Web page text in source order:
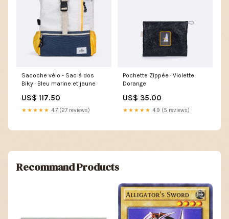
Sacoche vélo - Sac à dos
Biky · Bleu marine et jaune
US$ 117.50
★★★★★ 4.7 (27 reviews)
Pochette Zippée · Violette
Dorange
US$ 35.00
★★★★★ 4.9 (5 reviews)
Recommand Products